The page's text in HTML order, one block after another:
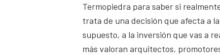
Termopiedra para saber si
trata de una decisión que afecta a
supuesto, a la inversión que vas a
más valoran arquitectos,